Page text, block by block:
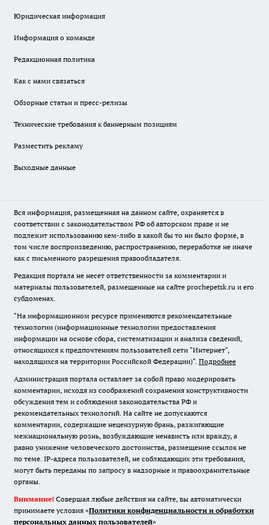
Юридическая информация
Информация о команде
Редакционная политика
Как с нами связаться
Обзорные статьи и пресс-релизы
Технические требования к баннерным позициям
Разместить рекламу
Выходные данные
Вся информация, размещенная на данном сайте, охраняется в
соответствии с законодательством РФ об авторском праве и не
подлежит использованию кем-либо в какой бы то ни было форме, в
том числе воспроизведению, распространению, переработке не иначе
как с письменного разрешения правообладателя.
Редакция портала не несет ответственности за комментарии и
материалы пользователей, размещенные на сайте prochepetsk.ru и его
субдоменах.
"На информационном ресурсе применяются рекомендательные
технологии (информационные технологии предоставления
информации на основе сбора, систематизации и анализа сведений,
относящихся к предпочтениям пользователей сети "Интернет",
находящихся на территории Российской Федерации)". Подробнее
Администрация портала оставляет за собой право модерировать
комментарии, исходя из соображений сохранения конструктивности
обсуждения тем и соблюдения законодательства РФ и
рекомендательных технологий. На сайте не допускаются
комментарии, содержащие нецензурную брань, разжигающие
межнациональную рознь, возбуждающие ненависть или вражду, а
равно унижение человеческого достоинства, размещение ссылок не
по теме. IP-адреса пользователей, не соблюдающих эти требования,
могут быть переданы по запросу в надзорные и правоохранительные
органы.
Внимание! Совершая любые действия на сайте, вы автоматически
принимаете условия «Политики конфиденциальности и обработки
персональных данных пользователей»